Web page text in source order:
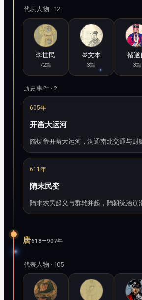
代表人物 · 12
李世民
72篇
岑文本
3篇
褚遂
3篇
历史事件 · 2
605年
开凿大运河
隋炀帝开凿大运河，沟通南北交通与财
611年
隋末民变
隋末农民起义与群雄并起，隋朝统治崩
唐618—907年
代表人物 · 105